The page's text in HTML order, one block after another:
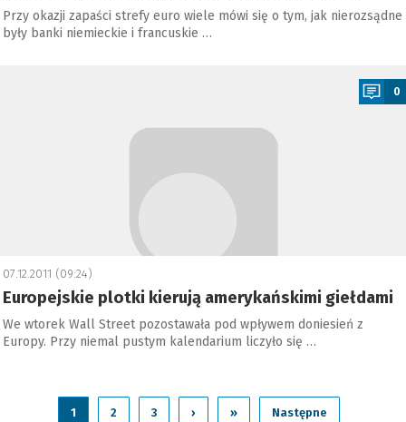
Przy okazji zapaści strefy euro wiele mówi się o tym, jak nierozsądne
były banki niemieckie i francuskie …
0
07.12.2011 (09:24)
Europejskie plotki kierują amerykańskimi giełdami
We wtorek Wall Street pozostawała pod wpływem doniesień z
Europy. Przy niemal pustym kalendarium liczyło się …
1 2 3 › » Następne